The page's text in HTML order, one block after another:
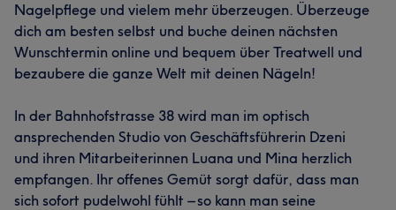
Was unsere Kunden über Mina sagen
Nagelpflege und vielem mehr überzeugen. Überzeuge
dich am besten selbst und buche deinen nächsten
Wunschtermin online und bequem über Treatwell und
bezaubere die ganze Welt mit deinen Nägeln!
In der Bahnhofstrasse 38 wird man im optisch
ansprechenden Studio von Geschäftsführerin Dzeni
und ihren Mitarbeiterinnen Luana und Mina herzlich
empfangen. Ihr offenes Gemüt sorgt dafür, dass man
sich sofort pudelwohl fühlt – so kann man seine